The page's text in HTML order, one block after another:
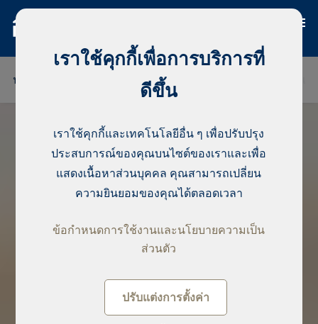
ประเทศฟินแลนด์ ประเทศไทย
เราใช้คุกกี้เพื่อการบริการที่
ดีขึ้น
เราใช้คุกกี้และเทคโนโลยีอื่น ๆ เพื่อปรับปรุง
ประสบการณ์ของคุณบนไซต์ของเราและเพื่อ
แสดงเนื้อหาส่วนบุคคล คุณสามารถเปลี่ยน
ความยินยอมของคุณได้ตลอดเวลา
ข้อกำหนดการใช้งานและนโยบายความเป็น
ส่วนตัว
ปรับแต่งการตั้งค่า